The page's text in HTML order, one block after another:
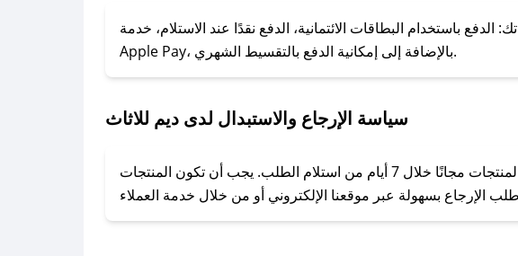
للحصول على كوبونات وخصومات حصرية، قم بما يلي:
- اضغط على أيقونة متابعة لمتجر ديم للاثاث في تطبيق صحصح.
- تابع حسابنا الرسمي على تويتر وقم بتفعيل زر التنبيهات.
باستخدام البطاقات الائتمانية، الدفع نقدًا عند الاستلام، خدمة
Apple Pay، بالإضافة إلى إمكانية الدفع بالتقسيط الشهري.
سياسة الإرجاع والاستبدال لدى ديم للاثاث
يحرص ديم للاثاث على توفير تجربة تسوق آمنة ومريحة لعملائه، حيث يمكنك استرجاع أو استبدال المنتجات مجانًا خلال 7 أيام من استلام الطلب. يجب أن تكون المنتجات